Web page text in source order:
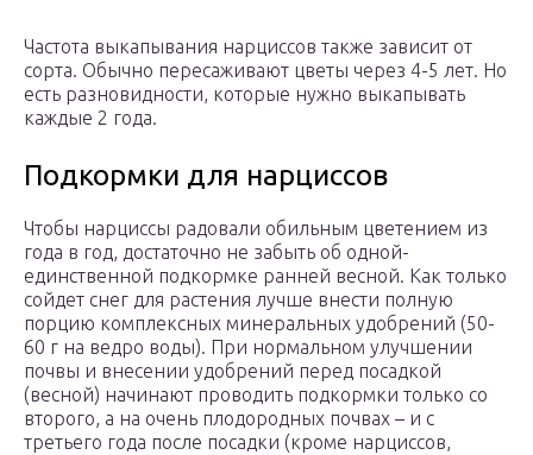
Частота выкапывания нарциссов также зависит от
сорта. Обычно пересаживают цветы через 4-5 лет. Но
есть разновидности, которые нужно выкапывать
каждые 2 года.
Подкормки для нарциссов
Чтобы нарциссы радовали обильным цветением из
года в год, достаточно не забыть об одной-
единственной подкормке ранней весной. Как только
сойдет снег для растения лучше внести полную
порцию комплексных минеральных удобрений (50-
60 г на ведро воды). При нормальном улучшении
почвы и внесении удобрений перед посадкой
(весной) начинают проводить подкормки только со
второго, а на очень плодородных почвах – и с
третьего года после посадки (кроме нарциссов,